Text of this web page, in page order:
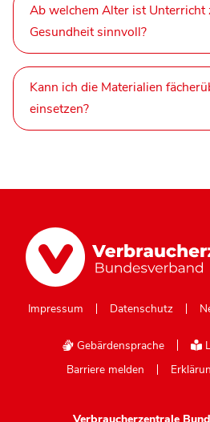
Ab welchem Alter ist Unterricht
Gesundheit sinnvoll?
Kann ich die Materialien
einsetzen?
Impressum Datenschutz
Gebärdensprache
Barriere melden